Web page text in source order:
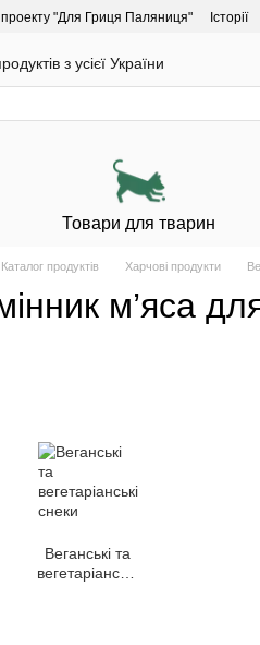
проекту "Для Гриця Паляниця" Історії
з усієї України
Товари для тварин
Каталог продуктів Харчові продукти
м’яса
Веганські та
вегетаріанські